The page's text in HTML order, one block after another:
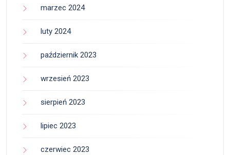
marzec 2024
luty 2024
październik 2023
wrzesień 2023
sierpień 2023
lipiec 2023
czerwiec 2023